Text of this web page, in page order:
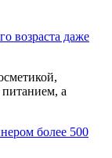
возраста даже
питанием, а
более 500